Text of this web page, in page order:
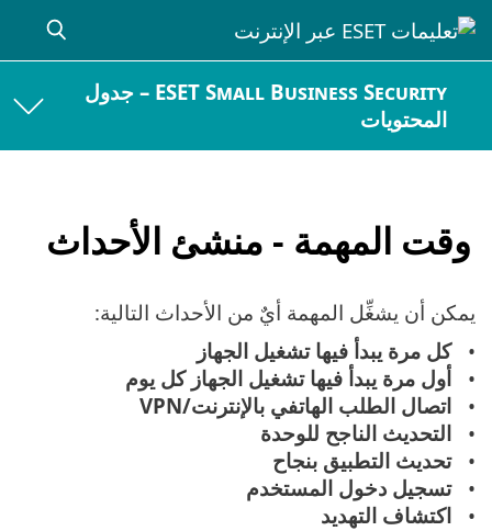
ESET Small Business Security – جدول
المحتويات
وقت المهمة - منشئ الأحداث
يمكن أن يشغِّل المهمة أيٌ من الأحداث التالية:
كل مرة يبدأ فيها تشغيل الجهاز
أول مرة يبدأ فيها تشغيل الجهاز كل يوم
اتصال الطلب الهاتفي بالإنترنت/VPN
التحديث الناجح للوحدة
تحديث التطبيق بنجاح
تسجيل دخول المستخدم
اكتشاف التهديد